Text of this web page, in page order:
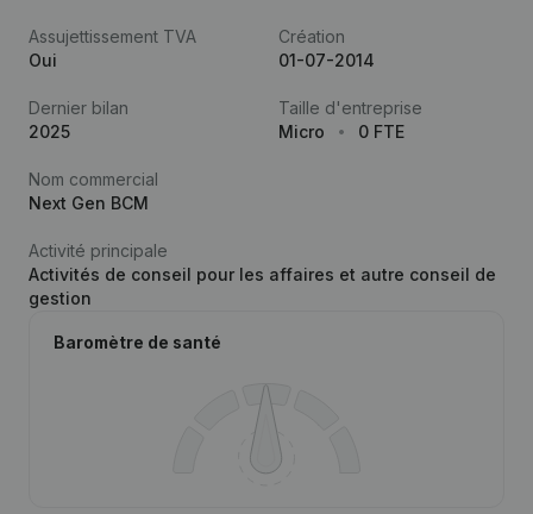
Assujettissement TVA
Oui
Création
01-07-2014
Dernier bilan
2025
Taille d'entreprise
Micro
0 FTE
Nom commercial
Next Gen BCM
Activité principale
Activités de conseil pour les affaires et autre conseil de
gestion
Baromètre de santé